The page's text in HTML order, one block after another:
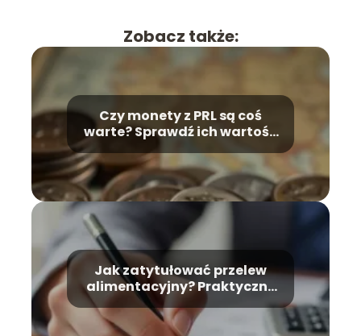
Zobacz także:
Czy monety z PRL są coś
warte? Sprawdź ich wartość
numizmatyczną
Jak zatytułować przelew
alimentacyjny? Praktyczne
wskazówki